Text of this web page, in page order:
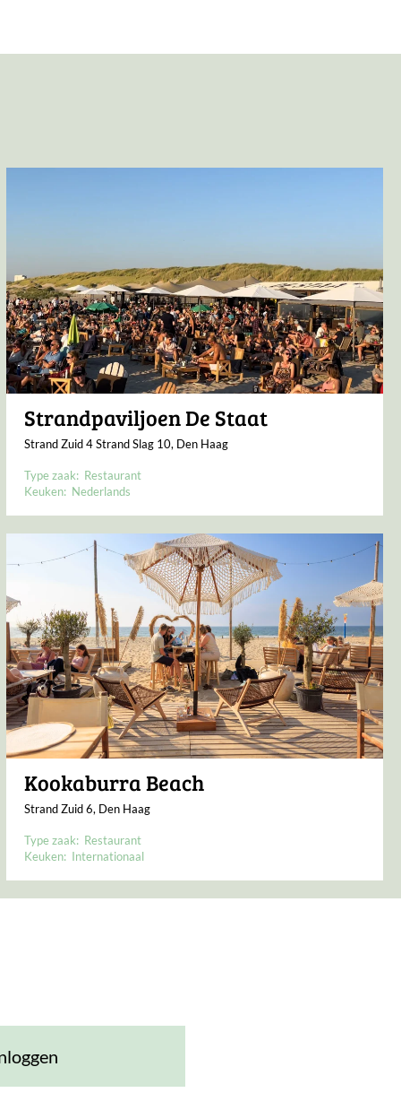
Strandpaviljoen De Staat
Strand Zuid 4 Strand Slag 10, Den Haag
Type zaak: Restaurant
Keuken: Nederlands
Kookaburra Beach
Strand Zuid 6, Den Haag
Type zaak: Restaurant
Keuken: Internationaal